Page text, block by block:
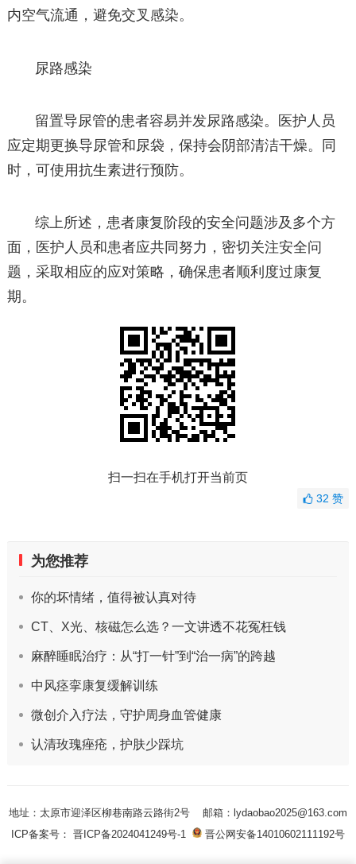
内空气流通，避免交叉感染。
尿路感染
留置导尿管的患者容易并发尿路感染。医护人员
应定期更换导尿管和尿袋，保持会阴部清洁干燥。同
时，可使用抗生素进行预防。
综上所述，患者康复阶段的安全问题涉及多个方
面，医护人员和患者应共同努力，密切关注安全问
题，采取相应的应对策略，确保患者顺利度过康复
期。
扫一扫在手机打开当前页
32赞
为您推荐
你的坏情绪，值得被认真对待
CT、X光、核磁怎么选？一文讲透不花冤枉钱
麻醉睡眠治疗：从“打一针”到“治一病”的跨越
中风痉挛康复缓解训练
微创介入疗法，守护周身血管健康
认清玫瑰痤疮，护肤少踩坑
地址：太原市迎泽区柳巷南路云路街2号 邮箱：lydaobao2025@163.com
ICP备案号： 晋ICP备2024041249号-1
晋公网安备14010602111192号